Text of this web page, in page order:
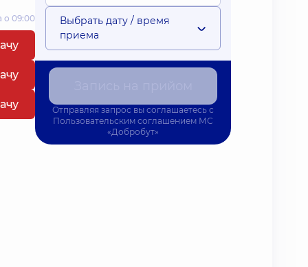
о 09:00
Выбрать дату / время
приема
Отправляя запрос вы соглашаетесь с
Пользовательским соглашением МС
«Добробут»